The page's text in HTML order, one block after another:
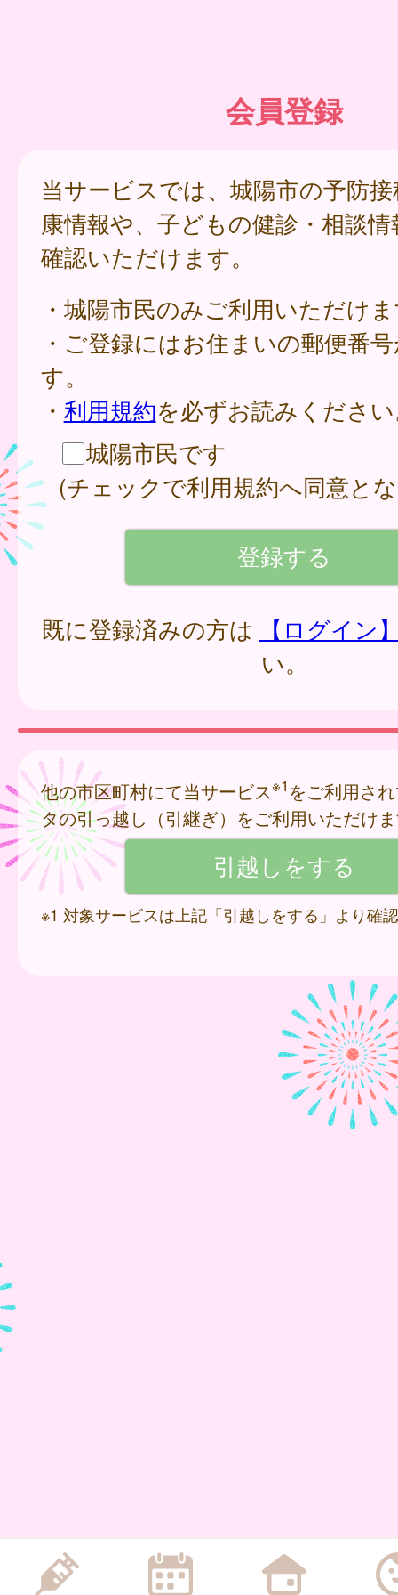
会員登録
当サービスでは、城陽市の予防
康情報や、子どもの健診・相談
確認いただけます。
・城陽市民のみご利用いただけ
・ご登録にはお住まいの郵便番
す。
・ 利用規約を必ずお読みくださ
城陽市民です
(チェックで利用規約へ同意と
既に登録済みの方は
【ログイン
い。
他の市区町村にて当サービス※1 をご利用さ
タの引っ越し（引継ぎ）をご利用いただけ
※1 対象サービスは上記「引越しをする」より確